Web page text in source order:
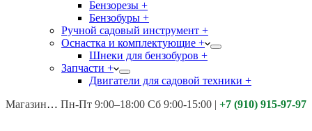
Бензорезы +
Бензобуры +
Ручной садовый инструмент +
Оснастка и комплектующие +
Шнеки для бензобуров +
Запчасти +
Двигатели для садовой техники +
Магазины: Калуга ул. Московская д.113
Пн-Пт 9:00–18:00 Сб 9:00-15:00 | +7 (910) 915-97-97